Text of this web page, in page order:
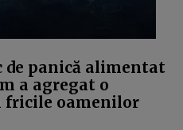
de panică alimentat
a agregat o
fricile oamenilor